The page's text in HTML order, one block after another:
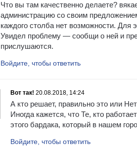
Что вы там качественно делаете?
администрацию со своим
каждого столба нет возможности. Для
Увидел проблему — сообщи о ней и
прислушаются.
Войдите, чтобы ответить
Вот так! 20.08.2018, 14:24
А кто решает, правильно это или
Иногда кажется, что Те, кто
этого бардака, который в нашем
Войдите, чтобы ответить